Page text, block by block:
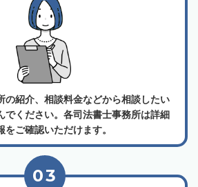
の紹介、相談料金などから相談したい
でください。各司法書士事務所は詳細
ご確認いただけます。
03